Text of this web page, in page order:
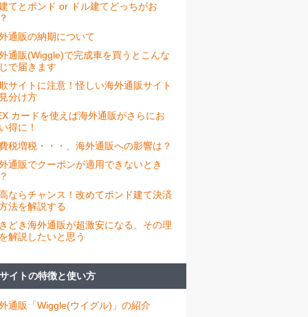
てとポンド or ドル建てどっちがお
通販の納期について
通販(Wiggle)で完成車を買うとこんな
で届きます
サイトに注意！怪しい海外通販サイト
分け方
カードを使えば海外通販がさらにお
得に！
税増税・・・、海外通販への影響は？
通販でクーポンが適用できないとき
ならチャンス！改めてポンド建て決済
法を解説する
どき海外通販が超激安になる、その理
解説したいと思う
イトの特徴と使い方
通販「Wiggle(ウイグル)」の紹介